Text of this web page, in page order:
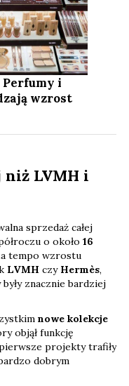
Perfumy i
wzrost
LVMH i
sprzedaż całej
o około 16
tempo wzrostu
LVMH czy Hermès,
znacznie bardziej
nowe kolekcje
objął funkcję
projekty trafiły
dobrym